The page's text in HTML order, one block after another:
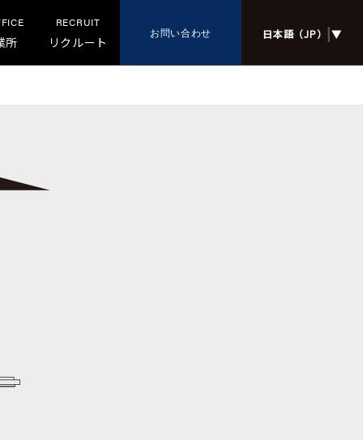
所
RECRUIT
リクルート
お問い合わせ 日本語（JP） |▼